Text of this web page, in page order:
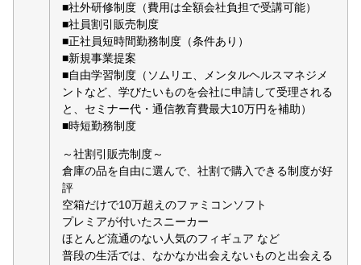
■社外研修制度（費用は全額会社負担で受講可能）
■社員割引販売制度
■正社員短時間勤務制度（条件あり）
■新規事業提案
■自由学習制度（ソムリエ、メンタルヘルスマネジメ
ントなど、学びたいものを会社に申請して受理される
と、セミナー代・通信教育費最大10万円を補助）
■時短勤務制度
～社割引販売制度～
倉庫の品を自由に選んで、社割で購入できる制度が好
評
空箱だけで10万超えのファミコンソフト
プレミアが付いたスニーカー
ほとんど流通のない人気のフィギュア など
普段の生活では、なかなか出会えないものと出会える